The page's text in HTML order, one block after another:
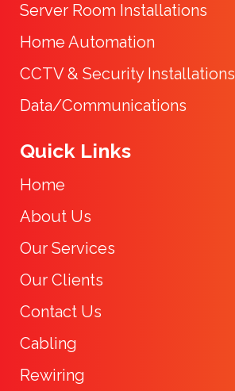
Server Room Installations
Home Automation
CCTV & Security Installations
Data/Communications
Quick Links
Home
About Us
Our Services
Our Clients
Contact Us
Cabling
Rewiring